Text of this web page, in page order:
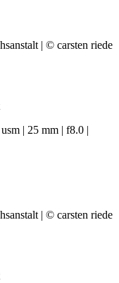
| 25 mm | f8.0 |